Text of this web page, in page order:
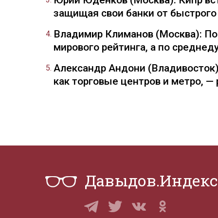
защищая свои банки от быстрого
Владимир Климанов (Москва):
мирового рейтинга, а по
Александр Андони
как торговые центров и метро,
Давыдов.Индекс